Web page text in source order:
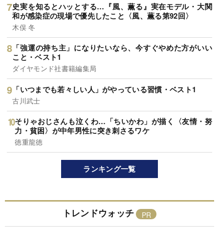
史実を知るとハッとする…『風、薫る』実在モデル・大関
和が感染症の現場で優先したこと〈風、薫る第92回〉
木俣 冬
「強運の持ち主」になりたいなら、今すぐやめた方がいい
こと・ベスト1
ダイヤモンド社書籍編集局
「いつまでも若々しい人」がやっている習慣・ベスト1
古川武士
そりゃおじさんも泣くわ…「ちいかわ」が描く〈友情・努
力・貧困〉が中年男性に突き刺さるワケ
徳重龍徳
ランキング一覧
トレンドウォッチ